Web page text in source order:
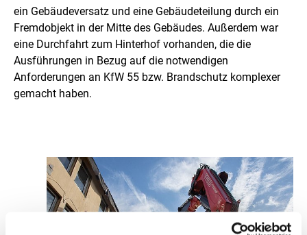
d
e
r
u
ein Gebäudeversatz und eine Gebäudeteilung durch ein
Fremdobjekt in der Mitte des Gebäudes. Außerdem war
eine Durchfahrt zum Hinterhof vorhanden, die die
Ausführungen in Bezug auf die notwendigen
Anforderungen an KfW 55 bzw. Brandschutz komplexer
gemacht haben.